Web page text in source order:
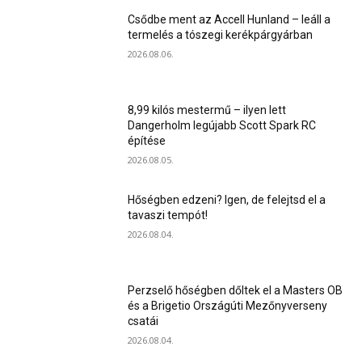
Csődbe ment az Accell Hunland – leáll a
termelés a tószegi kerékpárgyárban
2026.08.06.
8,99 kilós mestermű – ilyen lett
Dangerholm legújabb Scott Spark RC
építése
2026.08.05.
Hőségben edzeni? Igen, de felejtsd el a
tavaszi tempót!
2026.08.04.
Perzselő hőségben dőltek el a Masters OB
és a Brigetio Országúti Mezőnyverseny
csatái
2026.08.04.